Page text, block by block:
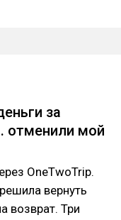
за
отменили мой
OneTwoTrip.
вернуть
возврат. Три